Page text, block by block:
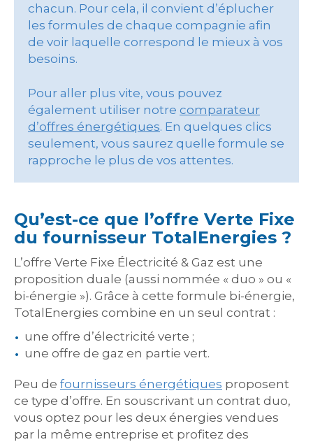
chacun. Pour cela, il convient d’éplucher
les formules de chaque compagnie afin
de voir laquelle correspond le mieux à vos
besoins.
Pour aller plus vite, vous pouvez
également utiliser notre comparateur
d’offres énergétiques. En quelques clics
seulement, vous saurez quelle formule se
rapproche le plus de vos attentes.
Qu’est-ce que l’offre Verte Fixe
du fournisseur TotalEnergies ?
L’offre Verte Fixe Électricité & Gaz est une
proposition duale (aussi nommée « duo » ou «
bi-énergie »). Grâce à cette formule bi-énergie,
TotalEnergies combine en un seul contrat :
une offre d’électricité verte ;
une offre de gaz en partie vert.
Peu de fournisseurs énergétiques proposent
ce type d’offre. En souscrivant un contrat duo,
vous optez pour les deux énergies vendues
par la même entreprise et profitez des